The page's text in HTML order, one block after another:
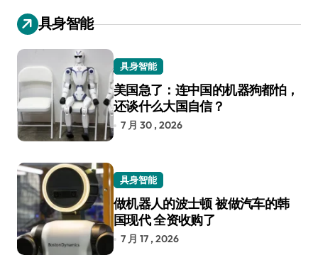
具身智能
具身智能
美国急了：连中国的机器狗都怕，
还谈什么大国自信？
7 月 30 , 2026
具身智能
做机器人的波士顿 被做汽车的韩
国现代 全资收购了
7 月 17 , 2026